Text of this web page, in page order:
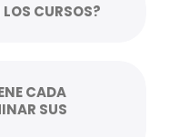
CURSOS?
CADA
SUS